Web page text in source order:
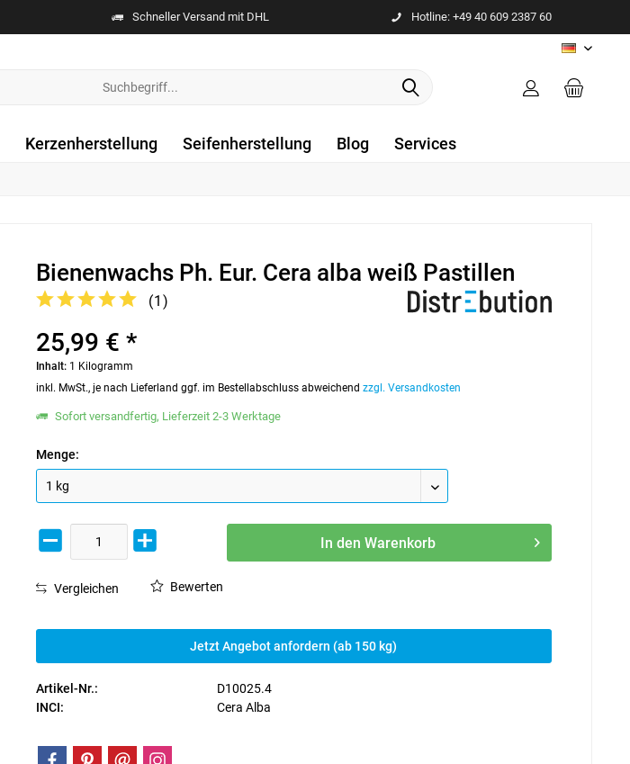
Schneller Versand mit DHL Hotline: +49 40 609 2387 60
DE
Kerzenherstellung Seifenherstellung Blog Services
Bienenwachs Ph. Eur. Cera alba weiß Pastillen
(1)
25,99 € *
Inhalt: 1 Kilogramm
inkl. MwSt., je nach Lieferland ggf. im Bestellabschluss abweichendzzgl. Versandkosten
Sofort versandfertig, Lieferzeit 2-3 Werktage
Menge:
In den Warenkorb
Vergleichen Bewerten
Jetzt Angebot anfordern (ab 150 kg)
Artikel-Nr.:
D10025.4
INCI:
Cera Alba